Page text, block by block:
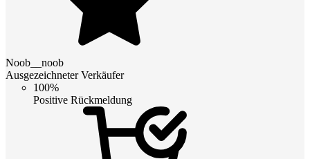
Noob__noob
Ausgezeichneter Verkäufer
100%
Positive Rückmeldung